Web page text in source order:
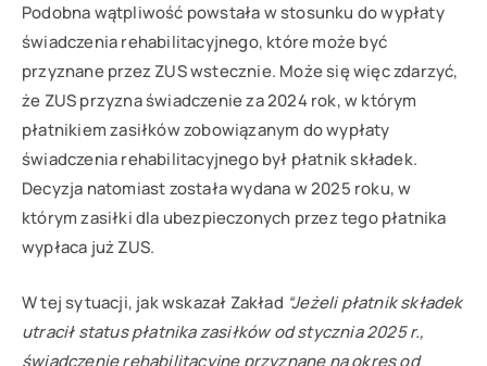
Podobna wątpliwość powstała w stosunku do wypłaty
świadczenia rehabilitacyjnego, które może być
przyznane przez ZUS wstecznie. Może się więc zdarzyć,
że ZUS przyzna świadczenie za 2024 rok, w którym
płatnikiem zasiłków zobowiązanym do wypłaty
świadczenia rehabilitacyjnego był płatnik składek.
Decyzja natomiast została wydana w 2025 roku, w
którym zasiłki dla ubezpieczonych przez tego płatnika
wypłaca już ZUS.
W tej sytuacji, jak wskazał Zakład “Jeżeli płatnik składek
utracił status płatnika zasiłków od stycznia 2025 r.,
świadczenie rehabilitacyjne przyznane na okres od